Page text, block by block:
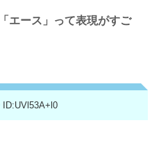
エース」って表現がすご
ID:UVl53A+l0